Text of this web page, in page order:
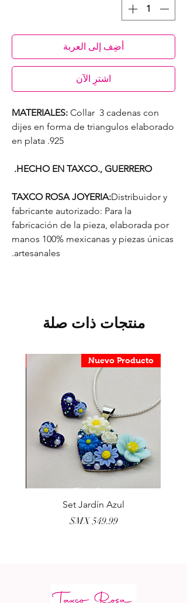
أضِف إلى العربة
اشترِ الآن
MATERIALES: Collar 3 cadenas con
dijes en forma de triangulos elaborado
en plata .925
HECHO EN TAXCO., GUERRERO.
TAXCO ROSA JOYERIA:Distribuidor y
fabricante autorizado: Para la
fabricación de la pieza, elaborada por
manos 100% mexicanas y piezas únicas
artesanales.
منتجات ذات صلة
Nuevo Producto
Set Jardín Azul
السعر‏549.99 MX$